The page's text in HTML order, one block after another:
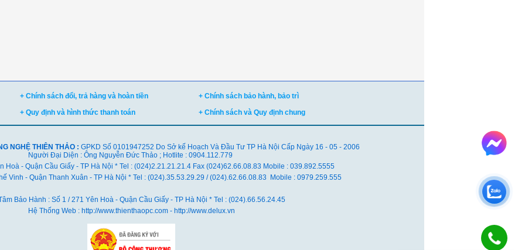
+ Chính sách đổi, trả hàng và hoàn tiền
+ Chính sách bảo hành, bảo trì
+ Quy định và hình thức thanh toán + Chính sách và Quy định chung
NGHỆ THIÊN THẢO : GPKD Số 0101947252 Do Sở kế Hoạch Và Đầu Tư TP Hà Nội Cấp Ngày 16 - 05 - 2006
Người Đại Diện : Ông Nguyễn Đức Thảo ; Hotlite : 0904.112.779
Hoà - Quận Cầu Giấy - TP Hà Nội * Tel : (024)2.21.21.21.4 Fax (024)62.66.08.83 Mobile : 039.892.5555
Vinh - Quận Thanh Xuân - TP Hà Nội * Tel : (024).35.53.29.29 / (024).62.66.08.83 Mobile : 0979.259.555
Bảo Hành : Số 1 / 271 Yên Hoà - Quận Cầu Giấy - TP Hà Nội * Tel : (024).66.56.24.45
Hệ Thống Web : http://www.thienthaopc.com - http://www.delux.vn